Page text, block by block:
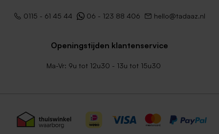
0115 - 61 45 44 06 - 123 88 406 hello@tadaaz.nl
Openingstijden klantenservice
Ma-Vr: 9u tot 12u30 - 13u tot 15u30